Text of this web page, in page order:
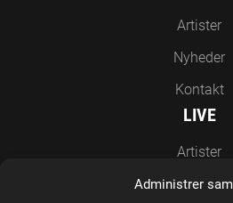
Administrer
Artister
Nyheder
Kontakt
LIVE
Artister
Nyheder